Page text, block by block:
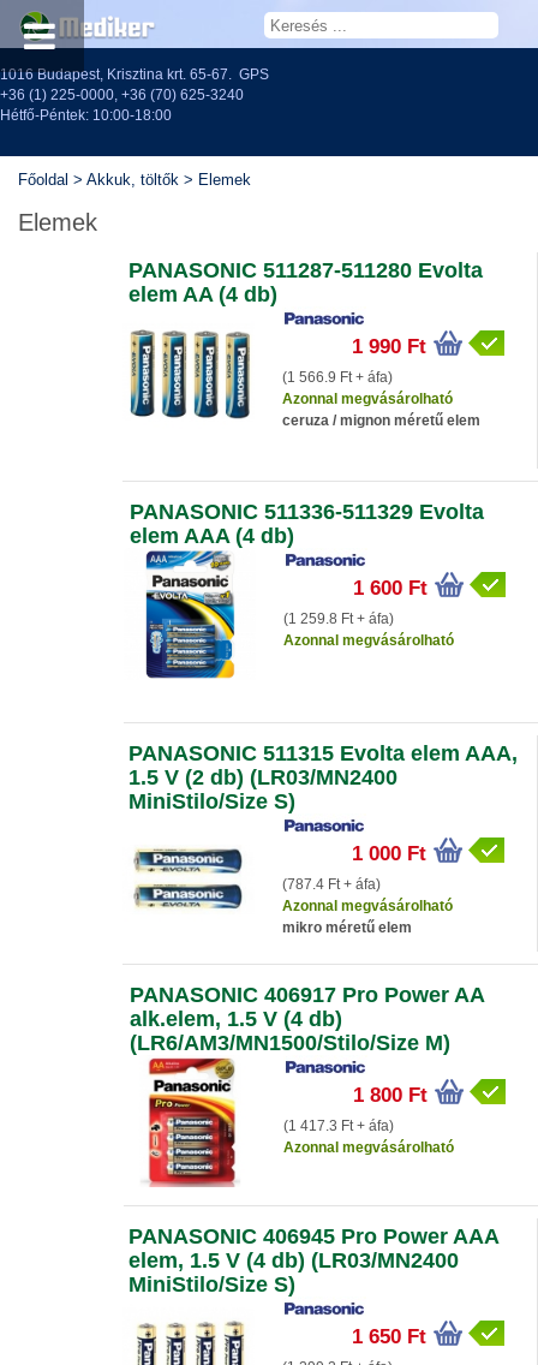
1016 Budapest, Krisztina krt. 65-67. GPS
+36 (1) 225-0000, +36 (70) 625-3240
Hétfő-Péntek: 10:00-18:00
Főoldal > Akkuk, töltők > Elemek
Elemek
PANASONIC 511287-511280 Evolta
elem AA (4 db)
1 990 Ft
(1 566.9 Ft + áfa)
Azonnal megvásárolható
ceruza / mignon méretű elem
PANASONIC 511336-511329 Evolta
elem AAA (4 db)
1 600 Ft
(1 259.8 Ft + áfa)
Azonnal megvásárolható
PANASONIC 511315 Evolta elem AAA,
1.5 V (2 db) (LR03/MN2400
MiniStilo/Size S)
1 000 Ft
(787.4 Ft + áfa)
Azonnal megvásárolható
mikro méretű elem
PANASONIC 406917 Pro Power AA
alk.elem, 1.5 V (4 db)
(LR6/AM3/MN1500/Stilo/Size M)
1 800 Ft
(1 417.3 Ft + áfa)
Azonnal megvásárolható
PANASONIC 406945 Pro Power AAA
elem, 1.5 V (4 db) (LR03/MN2400
MiniStilo/Size S)
1 650 Ft